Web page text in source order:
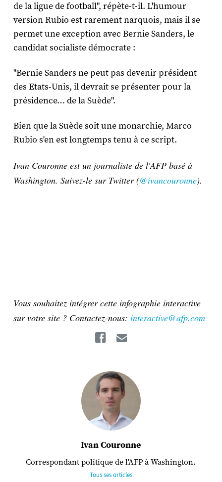
de la ligue de football", répète-t-il. L'humour
version Rubio est rarement narquois, mais il se
permet une exception avec Bernie Sanders, le
candidat socialiste démocrate :
"Bernie Sanders ne peut pas devenir président
des Etats-Unis, il devrait se présenter pour la
présidence… de la Suède".
Bien que la Suède soit une monarchie, Marco
Rubio s'en est longtemps tenu à ce script.
Ivan Couronne est un journaliste de l'AFP basé à
Washington. Suivez-le sur Twitter (@ivancouronne).
Vous souhaitez intégrer cette infographie interactive
sur votre site ? Contactez-nous: interactive@afp.com
Facebook
Ivan Couronne
Correspondant politique de l'AFP à Washington.
Tous ses articles